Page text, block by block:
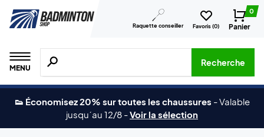
Raquette conseiller Favoris (0)
0
Panier
MENU
Recherche de produits, de marques, etc.
Recherche
👟 Économisez 20% sur toutes les chaussures -Valable
jusqu´au 12/8 -Voir la sélection